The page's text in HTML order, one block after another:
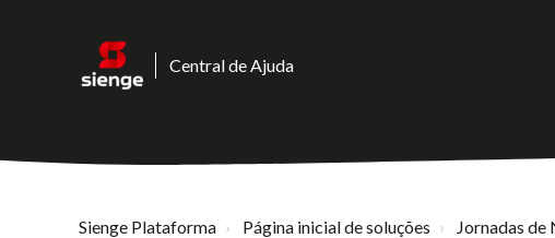
Central de Ajuda
Sienge Plataforma Página inicial de soluções Jornadas de